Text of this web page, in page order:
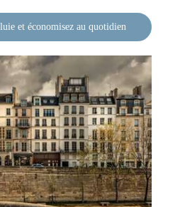
et économisez au quotidien